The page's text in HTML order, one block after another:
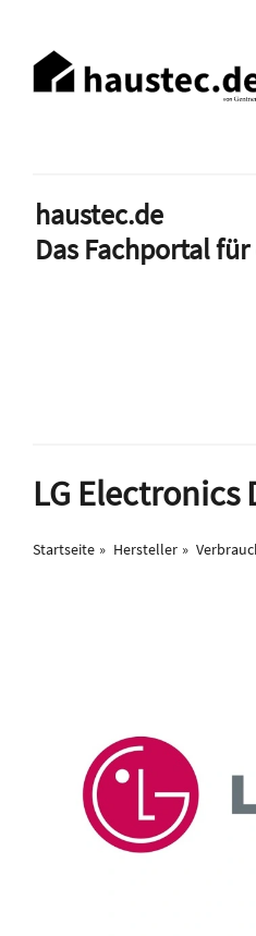
Haupt-
Navigation
haustec.de
Das Fachportal
LG Electronics
Startseite Hersteller